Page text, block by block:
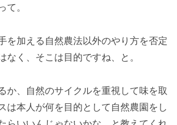
て。
を加える自然農法以外のやり方を否定
なく、そこは目的ですね、と。
か、自然のサイクルを重視して味を取
は本人が何を目的として自然農園をし